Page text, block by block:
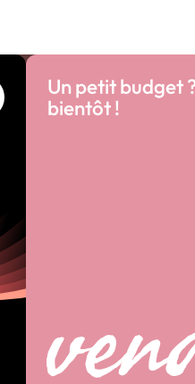
Un petit budget
bientôt !